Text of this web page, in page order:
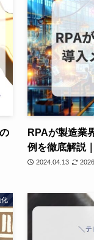
RPAが製造業
例を徹底解説
2024.04.13
化